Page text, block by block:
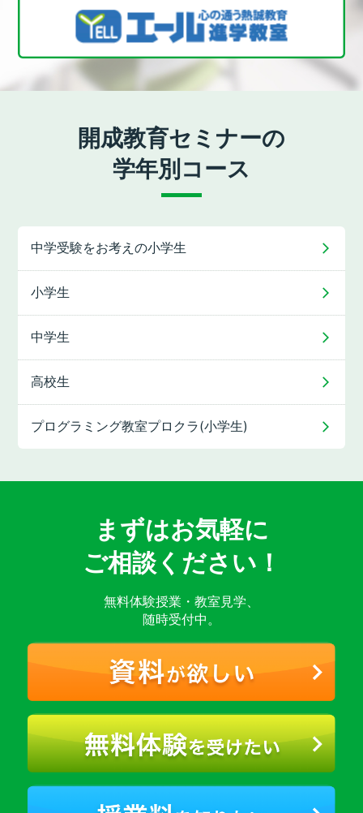
開成教育セミナーの
学年別コース
中学受験をお考えの小学生
小学生
中学生
高校生
プログラミング教室プロクラ(小学生)
まずはお気軽に
ご相談ください！
無料体験授業・教室見学、
随時受付中。